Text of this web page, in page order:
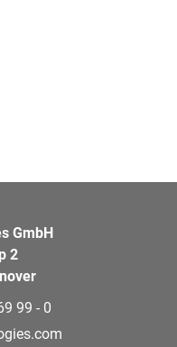
GmbH
2
99 - 0